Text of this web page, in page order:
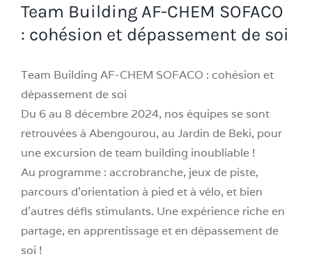
Team Building AF-CHEM SOFACO
: cohésion et dépassement de soi
Team Building AF-CHEM SOFACO : cohésion et
dépassement de soi
Du 6 au 8 décembre 2024, nos équipes se sont
retrouvées à Abengourou, au Jardin de Beki, pour
une excursion de team building inoubliable !
Au programme : accrobranche, jeux de piste,
parcours d’orientation à pied et à vélo, et bien
d’autres défis stimulants. Une expérience riche en
partage, en apprentissage et en dépassement de
soi !